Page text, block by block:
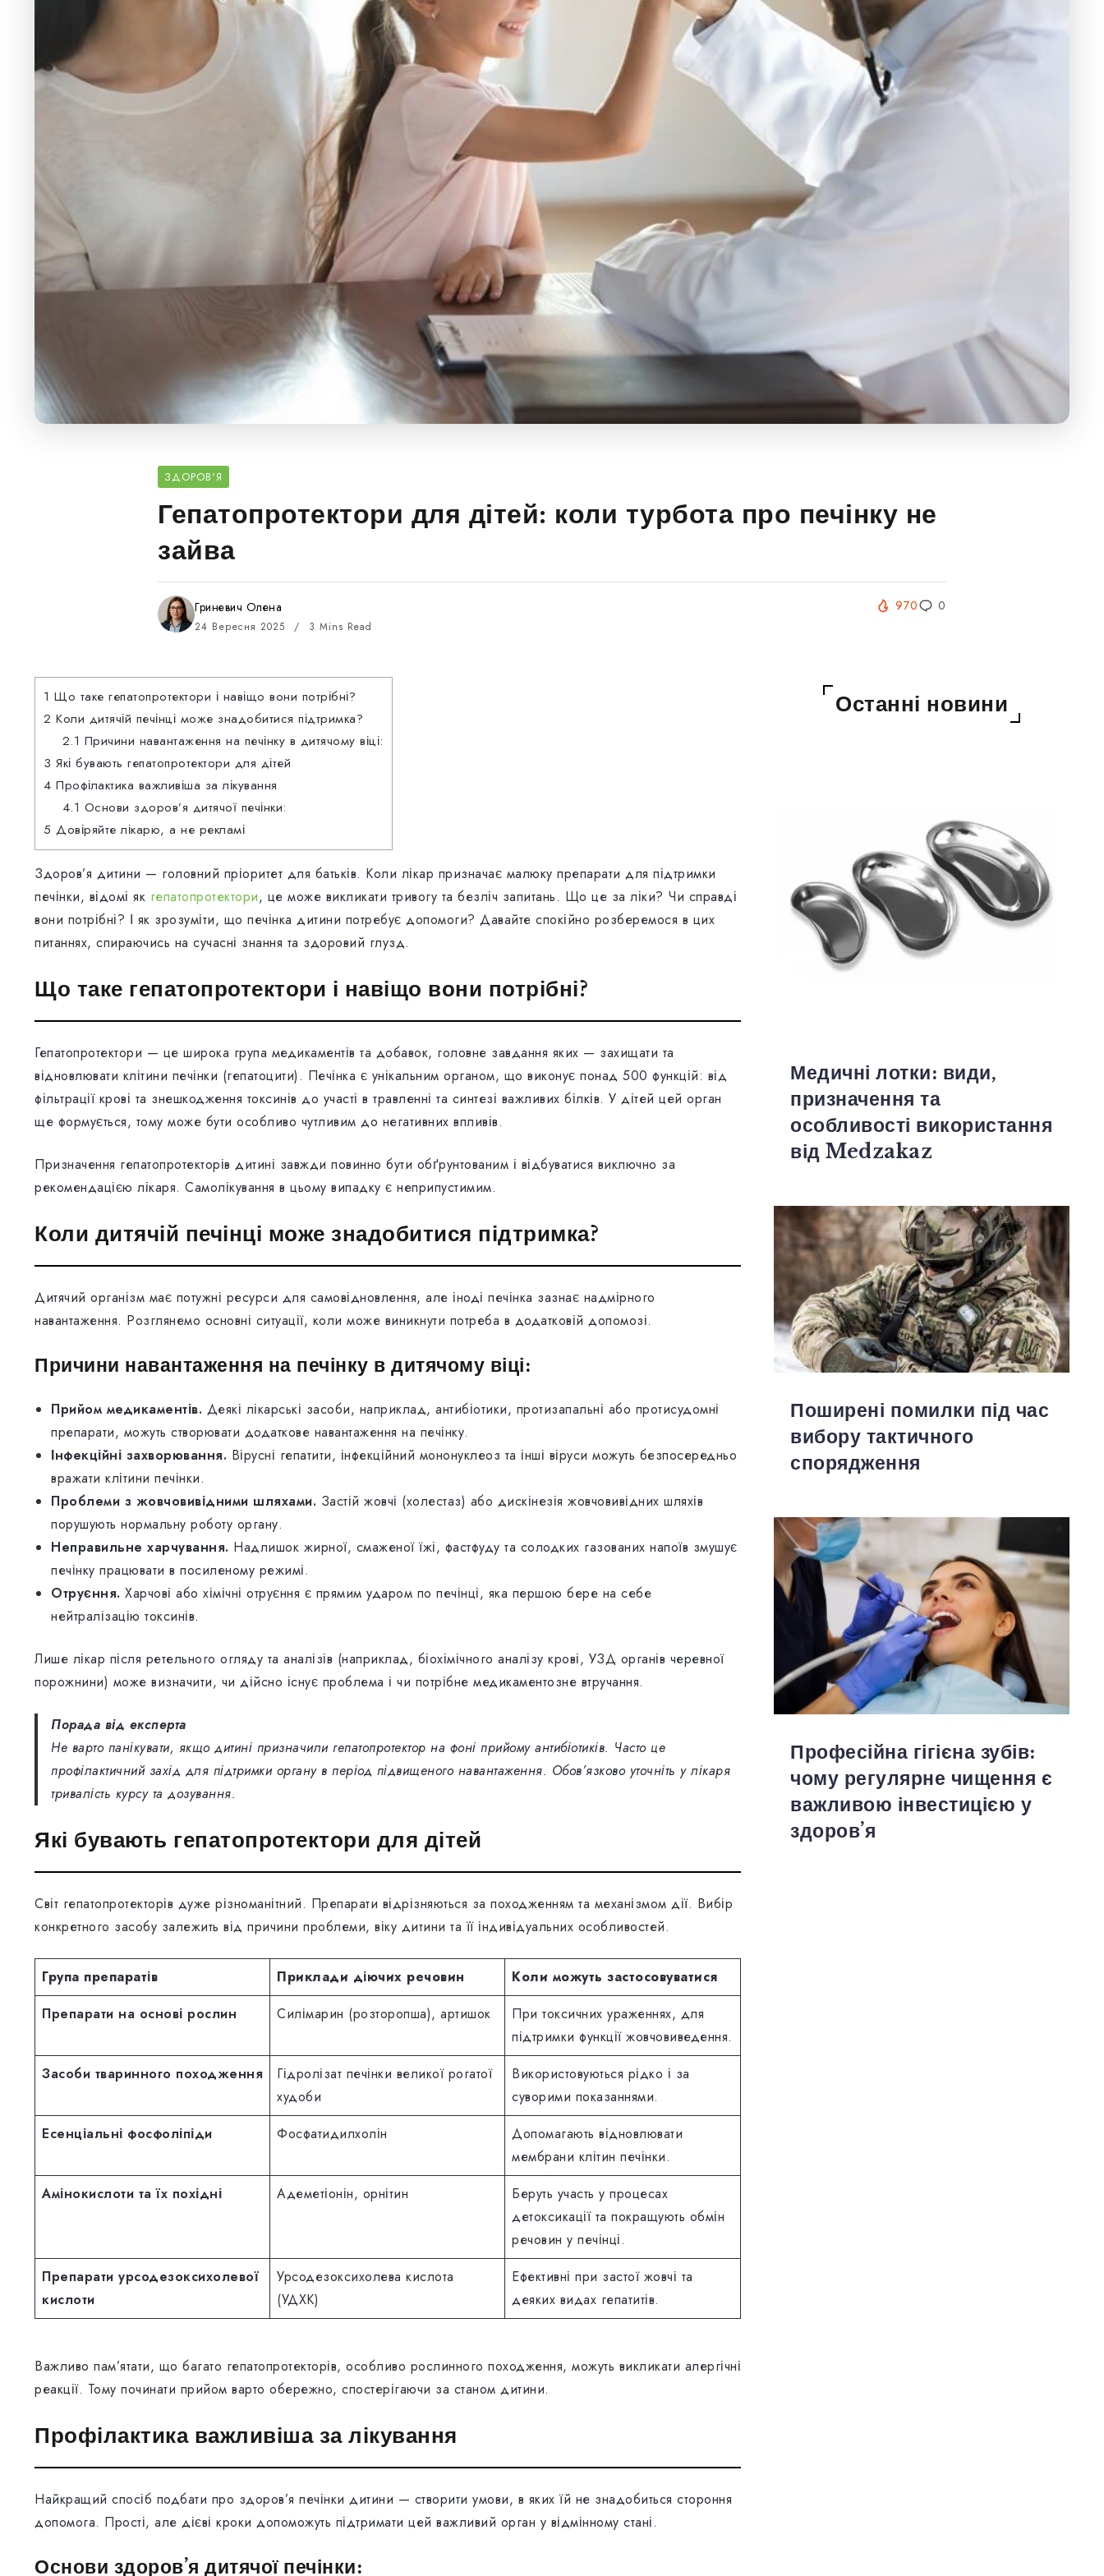
ЗДОРОВ'Я
Гепатопротектори для дітей: коли турбота про печінку не
зайва
Гриневич Олена
24 Вересня 2025 3 Mins Read
970 0
1 Що таке гепатопротектори і навіщо вони потрібні?
2 Коли дитячій печінці може знадобитися підтримка?
2.1 Причини навантаження на печінку в дитячому віці:
3 Які бувають гепатопротектори для дітей
4 Профілактика важливіша за лікування
4.1 Основи здоров’я дитячої печінки:
5 Довіряйте лікарю, а не рекламі
Здоров’я дитини — головний пріоритет для батьків. Коли лікар призначає малюку препарати для підтримки
печінки, відомі як гепатопротектори, це може викликати тривогу та безліч запитань. Що це за ліки? Чи справді
вони потрібні? І як зрозуміти, що печінка дитини потребує допомоги? Давайте спокійно розберемося в цих
питаннях, спираючись на сучасні знання та здоровий глузд.
Що таке гепатопротектори і навіщо вони потрібні?
Гепатопротектори — це широка група медикаментів та добавок, головне завдання яких — захищати та
відновлювати клітини печінки (гепатоцити). Печінка є унікальним органом, що виконує понад 500 функцій: від
фільтрації крові та знешкодження токсинів до участі в травленні та синтезі важливих білків. У дітей цей орган
ще формується, тому може бути особливо чутливим до негативних впливів.
Призначення гепатопротекторів дитині завжди повинно бути обґрунтованим і відбуватися виключно за
рекомендацією лікаря. Самолікування в цьому випадку є неприпустимим.
Коли дитячій печінці може знадобитися підтримка?
Дитячий організм має потужні ресурси для самовідновлення, але іноді печінка зазнає надмірного
навантаження. Розглянемо основні ситуації, коли може виникнути потреба в додатковій допомозі.
Причини навантаження на печінку в дитячому віці:
Прийом медикаментів. Деякі лікарські засоби, наприклад, антибіотики, протизапальні або протисудомні
препарати, можуть створювати додаткове навантаження на печінку.
Інфекційні захворювання. Вірусні гепатити, інфекційний мононуклеоз та інші віруси можуть безпосередньо
вражати клітини печінки.
Проблеми з жовчовивідними шляхами. Застій жовчі (холестаз) або дискінезія жовчовивідних шляхів
порушують нормальну роботу органу.
Неправильне харчування. Надлишок жирної, смаженої їжі, фастфуду та солодких газованих напоїв змушує
печінку працювати в посиленому режимі.
Отруєння. Харчові або хімічні отруєння є прямим ударом по печінці, яка першою бере на себе
нейтралізацію токсинів.
Лише лікар після ретельного огляду та аналізів (наприклад, біохімічного аналізу крові, УЗД органів черевної
порожнини) може визначити, чи дійсно існує проблема і чи потрібне медикаментозне втручання.
Порада від експерта
Не варто панікувати, якщо дитині призначили гепатопротектор на фоні прийому антибіотиків. Часто це
профілактичний захід для підтримки органу в період підвищеного навантаження. Обов’язково уточніть у лікаря
тривалість курсу та дозування.
Які бувають гепатопротектори для дітей
Світ гепатопротекторів дуже різноманітний. Препарати відрізняються за походженням та механізмом дії. Вибір
конкретного засобу залежить від причини проблеми, віку дитини та її індивідуальних особливостей.
Група препаратів Приклади діючих речовин
Коли можуть застосовуватися
Препарати на основі рослин
Силімарин (розторопша), артишок
При токсичних ураженнях, для
підтримки функції жовчовиведення.
Засоби тваринного походження
Гідролізат печінки великої рогатої
худоби
Використовуються рідко і за
суворими показаннями.
Есенціальні фосфоліпіди
Фосфатидилхолін
Допомагають відновлювати
мембрани клітин печінки.
Амінокислоти та їх похідні
Адеметіонін, орнітин
Беруть участь у процесах
детоксикації та покращують обмін
речовин у печінці.
Препарати урсодезоксихолевої
кислоти
Урсодезоксихолева кислота
(УДХК)
Ефективні при застої жовчі та
деяких видах гепатитів.
Важливо пам’ятати, що багато гепатопротекторів, особливо рослинного походження, можуть викликати алергічні
реакції. Тому починати прийом варто обережно, спостерігаючи за станом дитини.
Профілактика важливіша за лікування
Найкращий спосіб подбати про здоров’я печінки дитини — створити умови, в яких їй не знадобиться стороння
допомога. Прості, але дієві кроки допоможуть підтримати цей важливий орган у відмінному стані.
Основи здоров’я дитячої печінки:
Останні новини
Медичні лотки: види,
призначення та
особливості використання
від Medzakaz
Поширені помилки під час
вибору тактичного
спорядження
Професійна гігієна зубів:
чому регулярне чищення є
важливою інвестицією у
здоров’я